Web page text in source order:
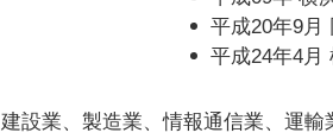
平成20年9月
平成24年4月
建設業、製造業、情報通信業、運